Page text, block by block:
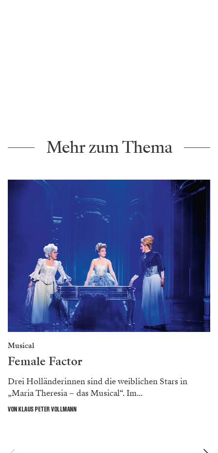
Mehr zum Thema
Musical
Female Factor
Drei Holländerinnen sind die weiblichen Stars in
„Maria Theresia – das Musical“. Im...
VON KLAUS PETER VOLLMANN